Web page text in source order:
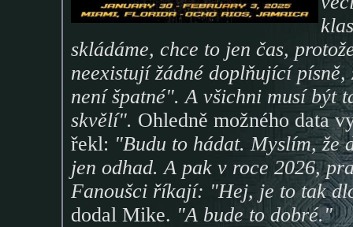
skládáme, chce to jen čas,
neexistují žádné doplňující
není špatné". A všichni musí být
skvělí". Ohledně možného data
řekl: "Budu to hádat. Myslím, že
jen odhad. A pak v roce 2026,
Fanoušci říkají: "Hej, je to tak
dodal Mike. "A bude to dobré."